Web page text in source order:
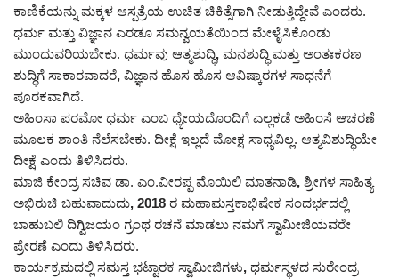
ಕಾಣಿಕೆಯನ್ನು ಮಕ್ಕಳ ಆಸ್ಪತ್ರೆಯ ಉಚಿತ ಚಿಕಿತ್ಸೆಗಾಗಿ ನೀಡುತ್ತಿದ್ದೇವೆ ಎಂದರು.
ಧರ್ಮ ಮತ್ತು ವಿಜ್ಞಾನ ಎರಡೂ ಸಮನ್ವಯತೆಯಿಂದ ಮೇಳೈಸಿಕೊಂಡು
ಮುಂದುವರಿಯಬೇಕು. ಧರ್ಮವು ಆತ್ಮಶುದ್ಧಿ, ಮನಶುದ್ಧಿ ಮತ್ತು ಅಂತಃಕರಣ
ಶುದ್ಧಿಗೆ ಸಾಕಾರವಾದರೆ, ವಿಜ್ಞಾನ ಹೊಸ ಹೊಸ ಆವಿಷ್ಕಾರಗಳ ಸಾಧನೆಗೆ
ಪೂರಕವಾಗಿದೆ.
ಅಹಿಂಸಾ ಪರಮೋ ಧರ್ಮ ಎಂಬ ಧ್ಯೇಯದೊಂದಿಗೆ ಎಲ್ಲಕಡೆ ಅಹಿಂಸೆ ಆಚರಣೆ
ಮೂಲಕ ಶಾಂತಿ ನೆಲೆಸಬೇಕು. ದೀಕ್ಷೆ ಇಲ್ಲದೆ ಮೋಕ್ಷ ಸಾಧ್ಯವಿಲ್ಲ. ಆತ್ಮವಿಶುದ್ಧಿಯೇ
ದೀಕ್ಷೆ ಎಂದು ತಿಳಿಸಿದರು.
ಮಾಜಿ ಕೇಂದ್ರ ಸಚಿವ ಡಾ. ಎಂ.ವೀರಪ್ಪ ಮೊಯಿಲಿ ಮಾತನಾಡಿ, ಶ್ರೀಗಳ ಸಾಹಿತ್ಯ
ಅಭಿರುಚಿ ಬಹುವಾದುದು, 2018 ರ ಮಹಾಮಸ್ತಕಾಭಿಷೇಕ ಸಂದರ್ಭದಲ್ಲಿ
ಬಾಹುಬಲಿ ದಿಗ್ವಿಜಯಂ ಗ್ರಂಥ ರಚನೆ ಮಾಡಲು ನಮಗೆ ಸ್ವಾಮೀಜಿಯವರೇ
ಪ್ರೇರಣೆ ಎಂದು ತಿಳಿಸಿದರು.
ಕಾರ್ಯಕ್ರಮದಲ್ಲಿ ಸಮಸ್ತ ಭಟ್ಟಾರಕ ಸ್ವಾಮೀಜಿಗಳು, ಧರ್ಮಸ್ಥಳದ ಸುರೇಂದ್ರ